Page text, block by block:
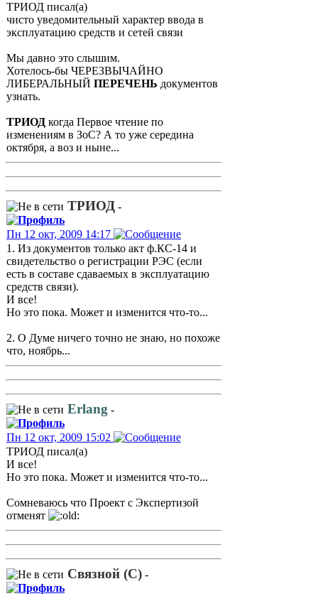
ТРИОД писал(а)
чисто уведомительный характер ввода в
эксплуатацию средств и сетей связи
Мы давно это слышим.
Хотелось-бы ЧЕРЕЗВЫЧАЙНО
ЛИБЕРАЛЬНЫЙ ПЕРЕЧЕНЬ документов
узнать.
ТРИОД когда Первое чтение по
изменениям в ЗоС? А то уже середина
октября, а воз и ныне...
ТРИОД -
Пн 12 окт, 2009 14:17
1. Из документов только акт ф.КС-14 и
свидетельство о регистрации РЭС (если
есть в составе сдаваемых в эксплуатацию
средств связи).
И все!
Но это пока. Может и изменится что-то...
2. О Думе ничего точно не знаю, но похоже
что, ноябрь...
Erlang -
Пн 12 окт, 2009 15:02
ТРИОД писал(а)
И все!
Но это пока. Может и изменится что-то...
Сомневаюсь что Проект с Экспертизой
отменят
Связной (С) -